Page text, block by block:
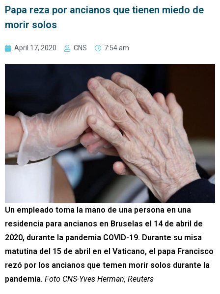
Papa reza por ancianos que tienen miedo de
morir solos
April 17, 2020 CNS 7:54 am
Un empleado toma la mano de una persona en una
residencia para ancianos en Bruselas el 14 de abril de
2020, durante la pandemia COVID-19. Durante su misa
matutina del 15 de abril en el Vaticano, el papa Francisco
rezó por los ancianos que temen morir solos durante la
pandemia. Foto CNS-Yves Herman, Reuters